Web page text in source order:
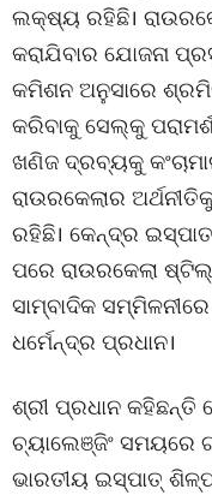
ଲକ୍ଷ୍ୟ ରହିଛି।
କରାଯିବାର ଯୋଜନା
କମିଶନ ଅନୁସାରେ
କରିବାକୁ ସେଲ୍କୁ
ଖଣିଜ ଦ୍ରବ୍ୟକୁ
ରାଉରକେଲାର
ରହିଛି। କେନ୍ଦ୍ର
ପରେ ରାଉରକେଲା
ସାମ୍ବାଦିକ
ଧର୍ମେନ୍ଦ୍ର ପ୍ରଧାନ।
ଶ୍ରୀ ପ୍ରଧାନ
ଚ୍ୟାଲେଞ୍ଜିଂ ସମୟରେ
ଭାରତୀୟ ଇସ୍ପାତ୍